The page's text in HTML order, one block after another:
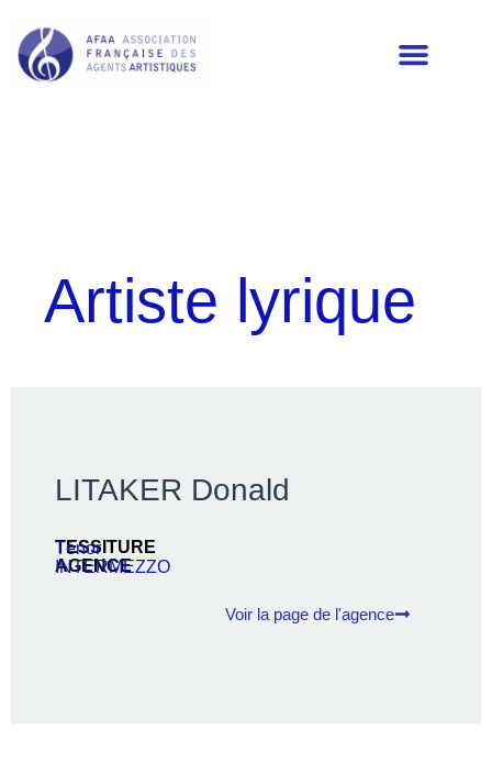
Artiste lyrique
LITAKER Donald
TESSITURE
Ténor
AGENCE
INTERMEZZO
Voir la page de l'agence